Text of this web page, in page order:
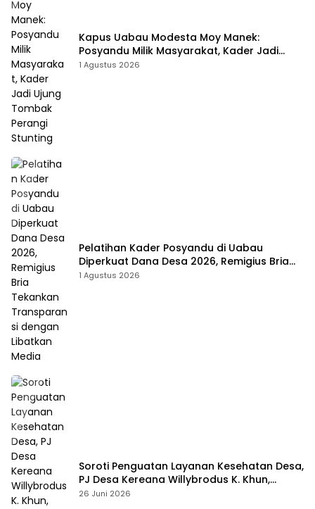
Kapus Uabau Modesta Moy Manek:
Posyandu Milik Masyarakat, Kader Jadi
Ujung Tombak Perangi Stunting
1 Agustus 2026
Pelatihan Kader Posyandu di Uabau
Diperkuat Dana Desa 2026, Remigius Bria
Tekankan Transparansi dengan Libatkan
1 Agustus 2026
Soroti Penguatan Layanan Kesehatan Desa,
PJ Desa Kereana Willybrodus K. Khun,
Dukung Penuh Pelatihan Kader Posyandu
26 Juni 2026